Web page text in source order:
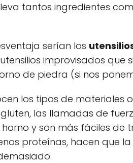
tantos ingredientes
serían los
improvisados
de piedra (si nos
los tipos de materiales
las llamadas de
horno y son más fáciles de
proteínas, hacen que